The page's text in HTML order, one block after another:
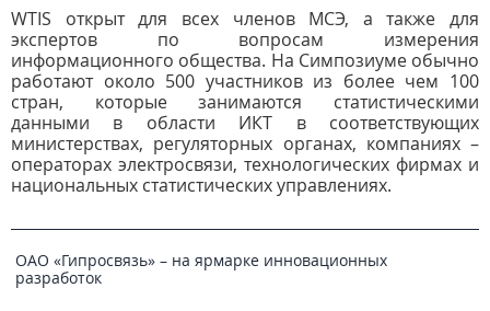
WTIS открыт для всех членов МСЭ, а также для
экспертов по вопросам измерения
информационного общества. На Симпозиуме обычно
работают около 500 участников из более чем 100
стран, которые занимаются статистическими
данными в области ИКТ в соответствующих
министерствах, регуляторных органах, компаниях –
операторах электросвязи, технологических фирмах и
национальных статистических управлениях.
ОАО «Гипросвязь» – на ярмарке инновационных
разработок